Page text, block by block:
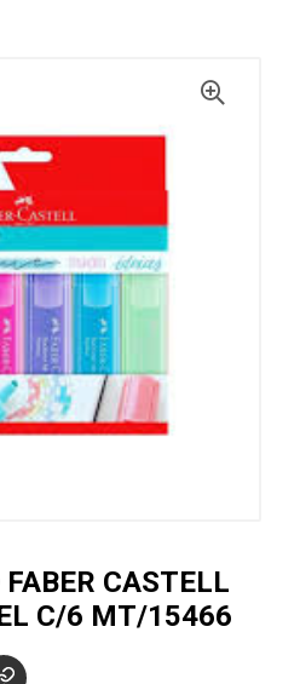
CASTELL
C/6 MT/15466